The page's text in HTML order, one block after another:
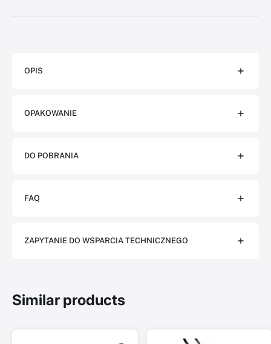
OPIS
OPAKOWANIE
DO POBRANIA
FAQ
ZAPYTANIE DO WSPARCIA TECHNICZNEGO
Similar products